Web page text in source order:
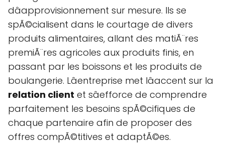
dâapprovisionnement sur mesure. Ils se
spÃ©cialisent dans le courtage de divers
produits alimentaires, allant des matiÃ¨res
premiÃ¨res agricoles aux produits finis, en
passant par les boissons et les produits de
boulangerie. Lâentreprise met lâaccent sur la
relation client et sâefforce de comprendre
parfaitement les besoins spÃ©cifiques de
chaque partenaire afin de proposer des
offres compÃ©titives et adaptÃ©es.